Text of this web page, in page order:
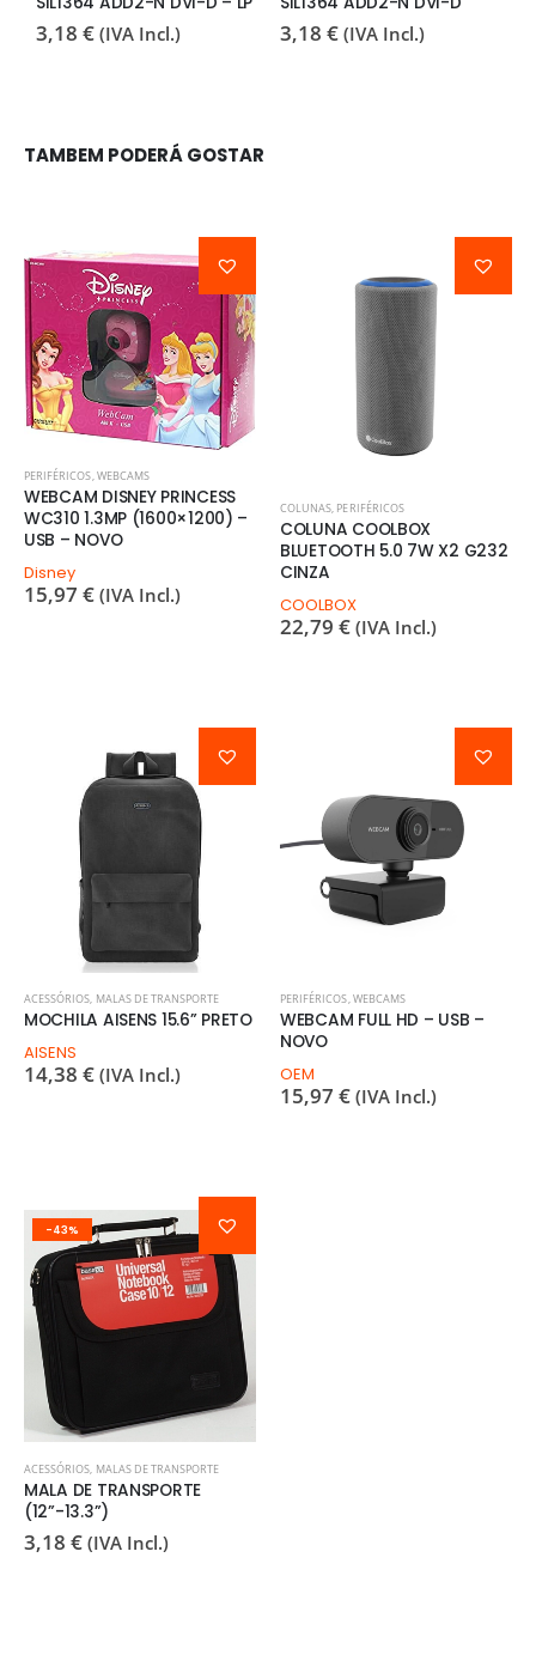
3,18 € (IVA Incl.) 3,18 € (IVA Incl.)
TAMBEM PODERÁ GOSTAR
PERIFÉRICOS,WEBCAMS
WEBCAM DISNEY PRINCESS
WC310 1.3MP (1600×1200) –
USB – NOVO
Disney
15,97 € (IVA Incl.)
COLUNAS, PERIFÉRICOS
COLUNA COOLBOX
BLUETOOTH 5.0 7W X2 G232
CINZA
COOLBOX
22,79 € (IVA Incl.)
ACESSÓRIOS, MALAS DE TRANSPORTE
MOCHILA AISENS 15.6” PRETO
AISENS
14,38 € (IVA Incl.)
PERIFÉRICOS,WEBCAMS
WEBCAM FULL HD – USB –
NOVO
OEM
15,97 € (IVA Incl.)
-43%
ACESSÓRIOS MALAS DE TRANSPORTE
MALA DE TRANSPORTE
(12”-13.3”)
3,18 € (IVA Incl.)